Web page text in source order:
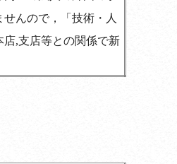
んので，「技術・人
,支店等との関係で新